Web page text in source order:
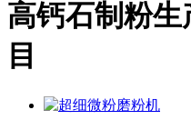
高钙石制粉
目